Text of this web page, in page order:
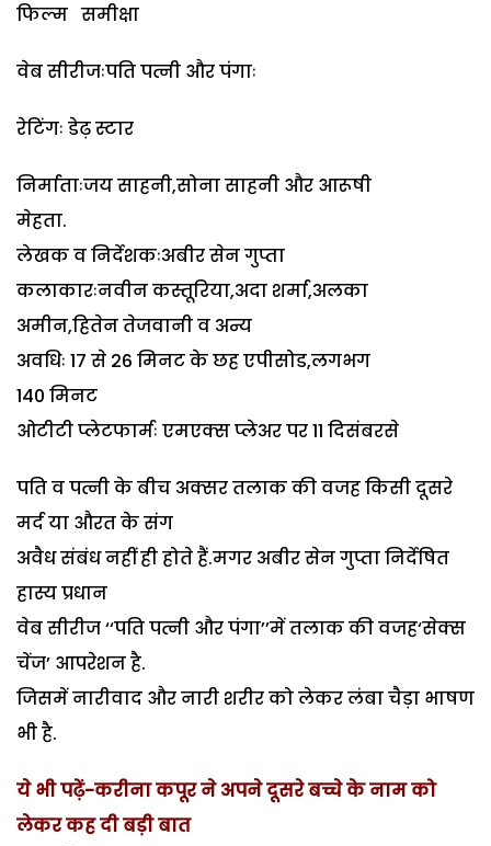
फिल्म समीक्षा
वेब सीरीजःपति पत्नी और पंगाः
रेटिंगः डेढ़ स्टार
निर्माताःजय साहनी,सोना साहनी और आरूषी
मेहता.
लेखक व निर्देशकःअबीर सेन गुप्ता
कलाकारःनवीन कस्तूरिया,अदा शर्मा,अलका
अमीन,हितेन तेजवानी व अन्य
अवधिः 17 से 26 मिनट के छह एपीसोड,लगभग
140 मिनट
ओटीटी प्लेटफार्मः एमएक्स प्लेअर पर 11 दिसंबरसे
पति व पत्नी के बीच अक्सर तलाक की वजह किसी दूसरे
मर्द या औरत के संग
अवैध संबंध नहीं ही होते हैं.मगर अबीर सेन गुप्ता निर्देषित
हास्य प्रधान
वेब सीरीज ‘‘पति पत्नी और पंगा’’में तलाक की वजह‘सेक्स
चेंज’ आपरेशन है.
जिसमें नारीवाद और नारी शरीर को लेकर लंबा चैड़ा भाषण
भी है.
ये भी पढ़ें-करीना कपूर ने अपने दूसरे बच्चे के नाम को
लेकर कह दी बड़ी बात